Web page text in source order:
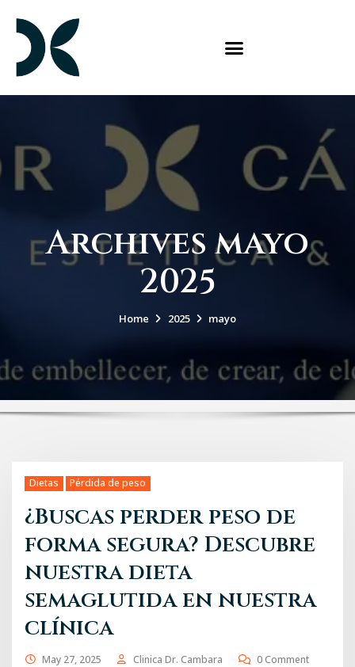
Archives mayo
2025
Home 2025 mayo
Dietas Pérdida de peso
¿Buscas perder peso de
forma segura? Descubre
nuestra dieta
semaglutida en nuestra
clínica
May 27, 2025 Clinica Dr. Cambara 0 Comment